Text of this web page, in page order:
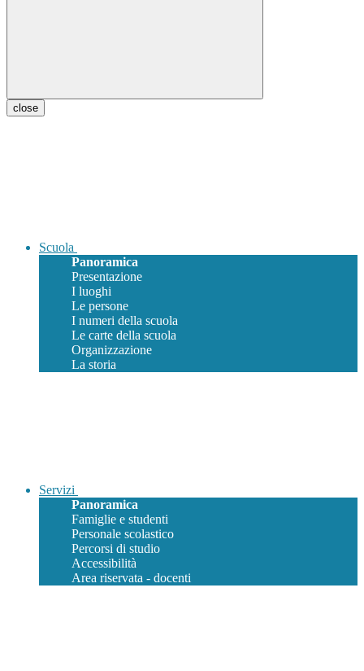
close
Scuola
Panoramica
Presentazione
I luoghi
Le persone
I numeri della scuola
Le carte della scuola
Organizzazione
La storia
Servizi
Panoramica
Famiglie e studenti
Personale scolastico
Percorsi di studio
Accessibilità
Area riservata - docenti